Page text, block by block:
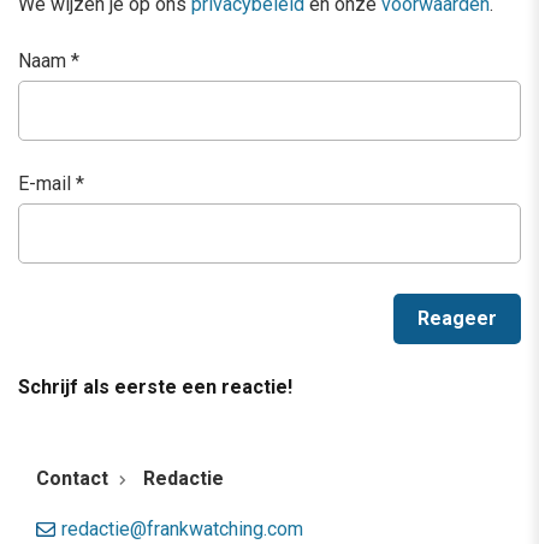
We wijzen je op ons privacybeleid en onze voorwaarden.
Naam *
E-mail *
Schrijf als eerste een reactie!
Contact Redactie
redactie@frankwatching.com